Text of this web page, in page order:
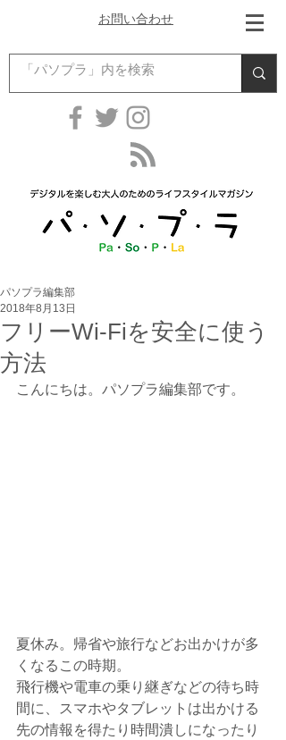
お問い合わせ
フリーWi-Fiを安全に使う
方法
パソプラ編集部
2018年8月13日
こんにちは。パソプラ編集部です。
夏休み。帰省や旅行などお出かけが多
くなるこの時期。
飛行機や電車の乗り継ぎなどの待ち時
間に、スマホやタブレットは出かける
先の情報を得たり時間潰しになったり